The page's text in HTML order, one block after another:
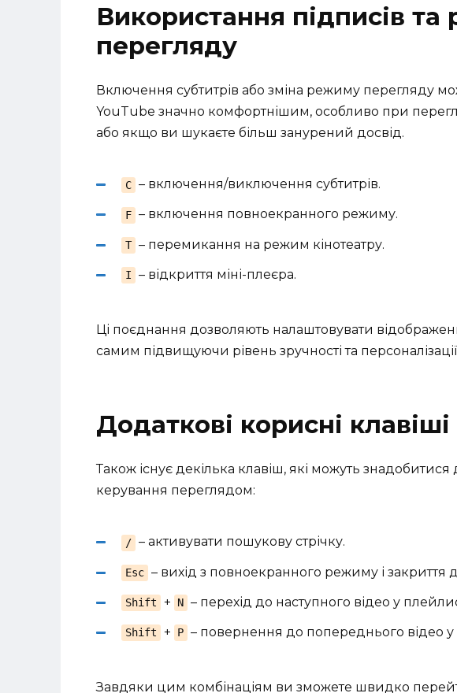
Використання підписів та
перегляду
Включення субтитрів або зміна режиму перегляду
YouTube значно комфортнішим, особливо при
або якщо ви шукаєте більш занурений досвід.
C – включення/виключення субтитрів.
F – включення повноекранного режиму.
T – перемикання на режим кінотеатру.
I – відкриття міні-плеєра.
Ці поєднання дозволяють налаштовувати
самим підвищуючи рівень зручності та
Додаткові корисні клавіші
Також існує декілька клавіш, які можуть
керування переглядом:
/ – активувати пошукову стрічку.
Esc – вихід з повноекранного режиму і закриття
Shift + N – перехід до наступного відео у
Shift + P – повернення до попереднього відео у
Завдяки цим комбінаціям ви зможете швидко